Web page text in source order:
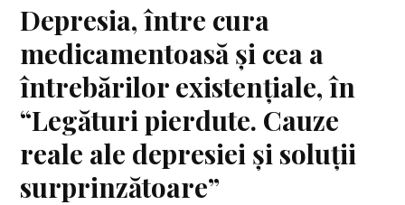
Depresia, între cura
medicamentoasă și cea a
întrebărilor existențiale, în
“Legături pierdute. Cauze
reale ale depresiei și soluții
surprinzătoare”